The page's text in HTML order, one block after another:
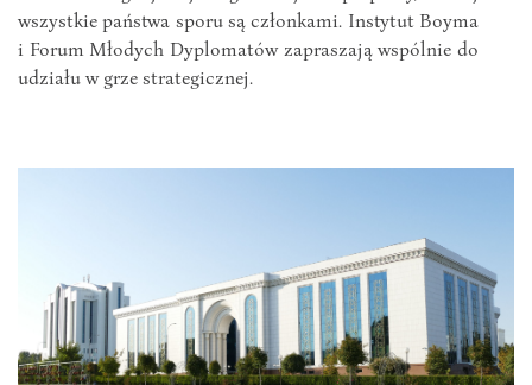
wszystkie państwa sporu są członkami. Instytut Boyma
i Forum Młodych Dyplomatów zapraszają wspólnie do
udziału w grze strategicznej.